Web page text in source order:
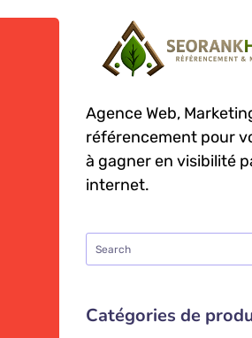
Agence Web,
référencement pour
à gagner en visibilité
internet.
Catégories de